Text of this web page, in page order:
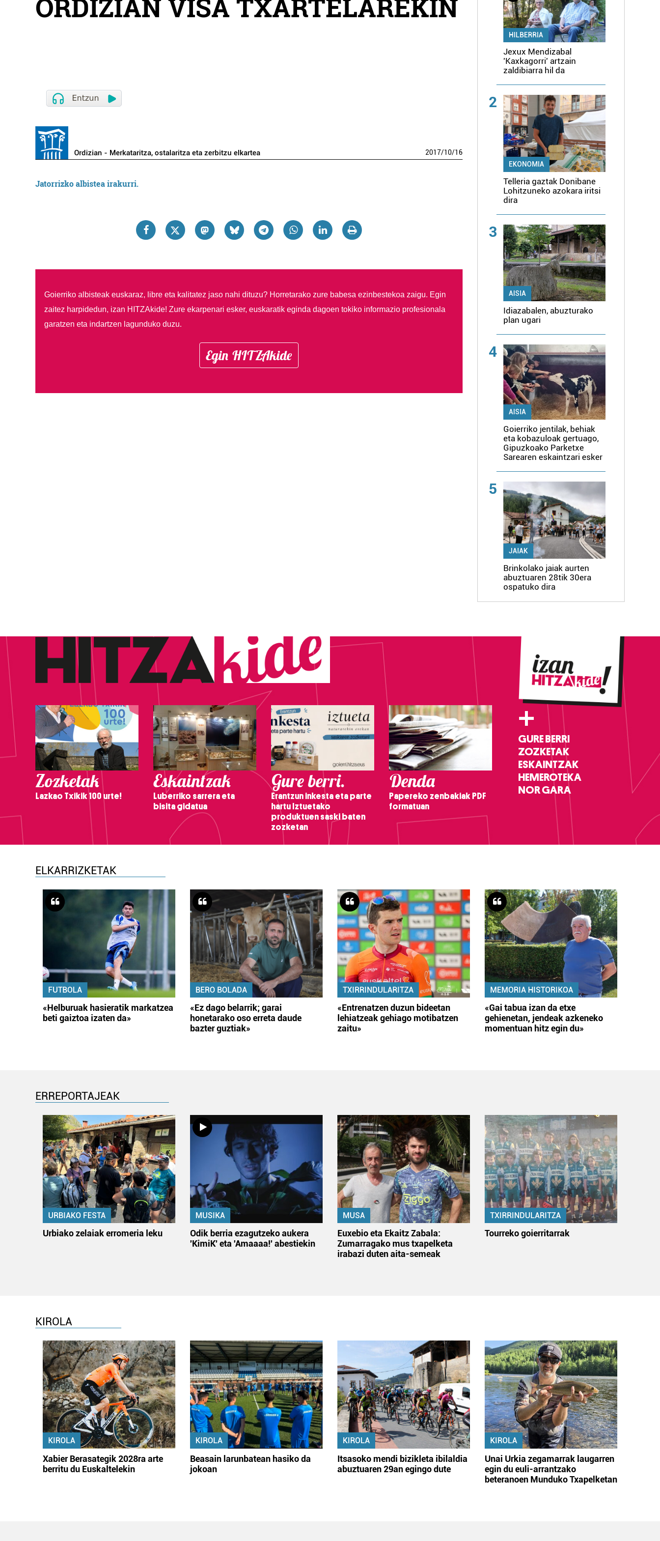
ORDIZIAN VISA TXARTELAREKIN
Ordizian - Merkataritza, ostalaritza eta zerbitzu elkartea 2017/10/16
Jatorrizko albistea irakurri.
Goierriko albisteak euskaraz, libre eta kalitatez jaso nahi dituzu? Horretarako zure babesa ezinbestekoa zaigu. Egin
zaitez harpidedun, izan HITZAkide! Zure ekarpenari esker, euskaratik eginda dagoen tokiko informazio profesionala
garatzen eta indartzen lagunduko duzu.
Egin HITZAkide
HILBERRIA
Jexux Mendizabal
'Kaxkagorri' artzain
zaldibiarra hil da
2
EKONOMIA
Telleria gaztak Donibane
Lohitzuneko azokara iritsi
dira
3
AISIA
Idiazabalen, abuzturako
plan ugari
4
AISIA
Goierriko jentilak, behiak
eta kobazuloak gertuago,
Gipuzkoako Parketxe
Sarearen eskaintzari esker
5
JAIAK
Brinkolako jaiak aurten
abuztuaren 28tik 30era
ospatuko dira
Zozketak
Lazkao Txikik 100 urte!
Eskaintzak
Luberriko sarrera eta
bisita gidatua
Gure berri.
Erantzun inkesta eta parte
hartu Iztuetako
produktuen saski baten
zozketan
Denda
Papereko zenbakiak PDF
formatuan
+
GURE BERRI
ZOZKETAK
ESKAINTZAK
HEMEROTEKA
NOR GARA
ELKARRIZKETAK
FUTBOLA
«Helburuak hasieratik markatzea
beti gaiztoa izaten da»
BERO BOLADA
«Ez dago belarrik; garai
honetarako oso erreta daude
bazter guztiak»
TXIRRINDULARITZA
«Entrenatzen duzun bideetan
lehiatzeak gehiago motibatzen
zaitu»
MEMORIA HISTORIKOA
«Gai tabua izan da etxe
gehienetan, jendeak azkeneko
momentuan hitz egin du»
ERREPORTAJEAK
URBIAKO FESTA
Urbiako zelaiak erromeria leku
MUSIKA
Odik berria ezagutzeko aukera
'KimiK' eta 'Amaaaa!' abestiekin
MUSA
Euxebio eta Ekaitz Zabala:
Zumarragako mus txapelketa
irabazi duten aita-semeak
TXIRRINDULARITZA
Tourreko goierritarrak
KIROLA
KIROLA
Xabier Berasategik 2028ra arte
berritu du Euskaltelekin
KIROLA
Beasain larunbatean hasiko da
jokoan
KIROLA
Itsasoko mendi bizikleta ibilaldia
abuztuaren 29an egingo dute
KIROLA
Unai Urkia zegamarrak laugarren
egin du euli-arrantzako
beteranoen Munduko Txapelketan